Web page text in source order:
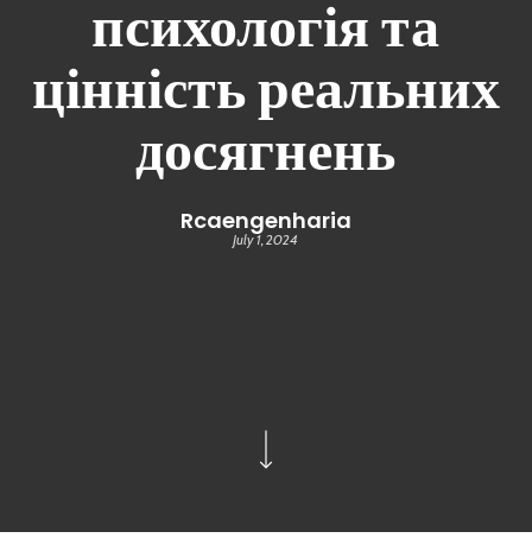
психологія та
цінність реальних
досягнень
Rcaengenharia
July 1, 2024